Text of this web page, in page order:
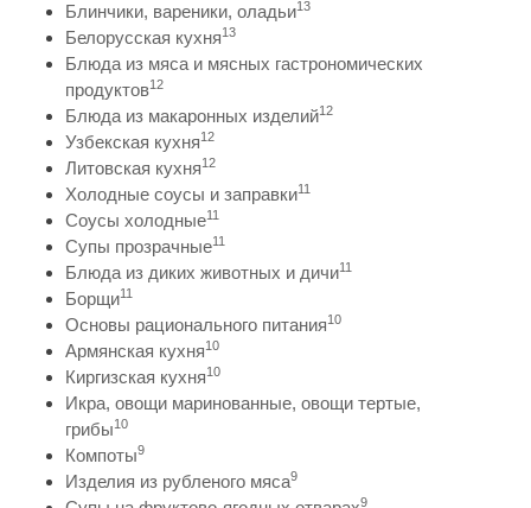
Блинчики, вареники, оладьи13
Белорусская кухня13
Блюда из мяса и мясных гастрономических
продуктов12
Блюда из макаронных изделий12
Узбекская кухня12
Литовская кухня12
Холодные соусы и заправки11
Соусы холодные11
Супы прозрачные11
Блюда из диких животных и дичи11
Борщи11
Основы рационального питания10
Армянская кухня10
Киргизская кухня10
Икра, овощи маринованные, овощи тертые,
грибы10
Компоты9
Изделия из рубленого мяса9
9